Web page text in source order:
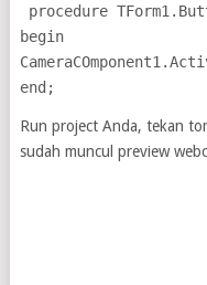
procedure
begin
end;
Run project Anda, tekan
sudah muncul preview